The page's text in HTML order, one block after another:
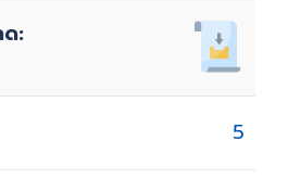
5